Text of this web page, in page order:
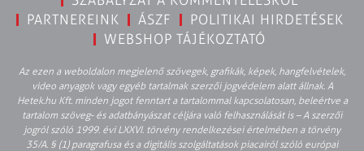
PARTNEREINK
ÁSZF
POLITIKAI HIRDETÉSEK
WEBSHOP TÁJÉKOZTATÓ
Az ezen a weboldalon megjelenő szövegek, grafikák, képek, hangfelvételek,
video anyagok vagy egyéb tartalmak szerzői jogvédelem alatt állnak. A
Hetek.hu Kft. minden jogot fenntart a tartalommal kapcsolatosan, beleértve a
tartalom szöveg- és adatbányászat céljára való felhasználását is – A szerzői
jogról szóló 1999. évi LXXVI. törvény rendelkezései értelmében a törvény
35/A. § (1) paragrafusa és a digitális szolgáltatások piacairól szóló európai